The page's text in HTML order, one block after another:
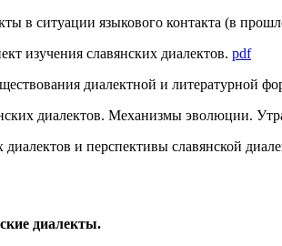
в ситуации языкового контакта (в
изучения славянских диалектов. pdf
диалектной и литературной
диалектов. Механизмы эволюции.
и перспективы славянской
диалекты.